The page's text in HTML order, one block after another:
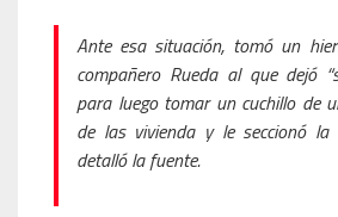
Ante esa situación, tomó un
compañero Rueda al que dejó
para luego tomar un cuchillo de
de las vivienda y le seccionó la
detalló la fuente.